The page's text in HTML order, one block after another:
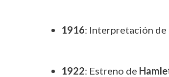
1916: Interpretación de
1922: Estreno de